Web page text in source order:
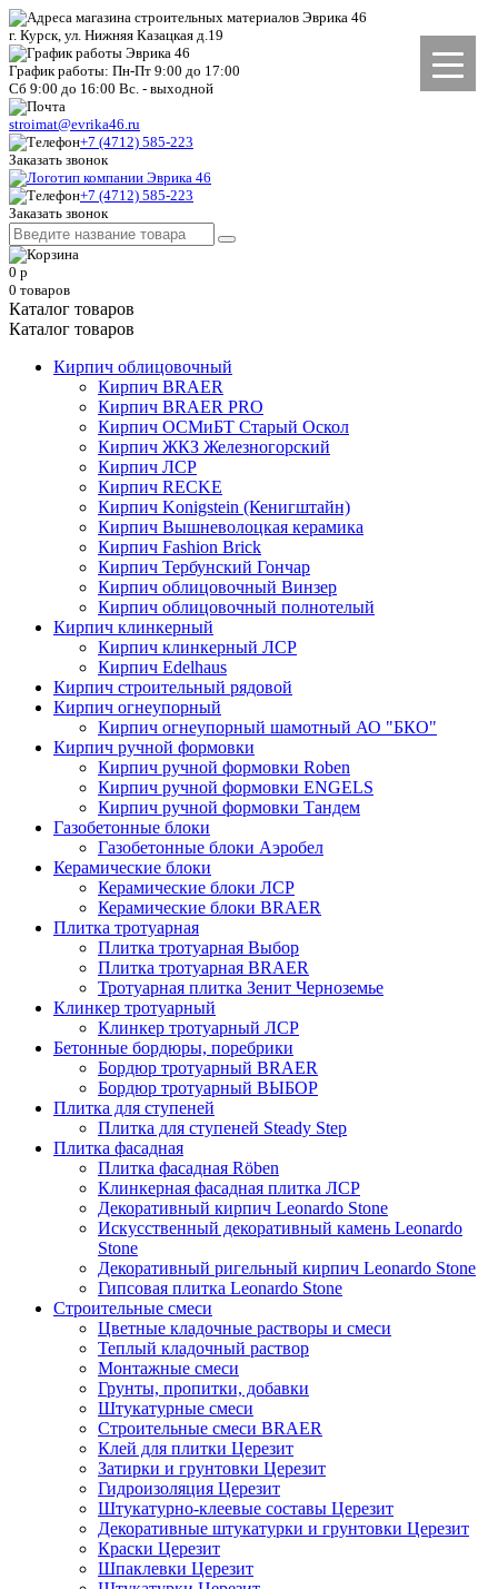
г. Курск, ул. Нижняя Казацкая д.19
График работы: Пн-Пт 9:00 до 17:00
Сб 9:00 до 16:00 Вс. - выходной
stroimat@evrika46.ru
+7 (4712) 585-223
Заказать звонок
+7 (4712) 585-223
Заказать звонок
0 р
0 товаров
Каталог товаров
Каталог товаров
Кирпич облицовочный
Кирпич BRAER
Кирпич BRAER PRO
Кирпич ОСМиБТ Старый Оскол
Кирпич ЖКЗ Железногорский
Кирпич ЛСР
Кирпич RECKE
Кирпич Konigstein (Кенигштайн)
Кирпич Вышневолоцкая керамика
Кирпич Fashion Brick
Кирпич Тербунский Гончар
Кирпич облицовочный Винзер
Кирпич облицовочный полнотелый
Кирпич клинкерный
Кирпич клинкерный ЛСР
Кирпич Edelhaus
Кирпич строительный рядовой
Кирпич огнеупорный
Кирпич огнеупорный шамотный АО "БКО"
Кирпич ручной формовки
Кирпич ручной формовки Roben
Кирпич ручной формовки ENGELS
Кирпич ручной формовки Тандем
Газобетонные блоки
Газобетонные блоки Аэробел
Керамические блоки
Керамические блоки ЛСР
Керамические блоки BRAER
Плитка тротуарная
Плитка тротуарная Выбор
Плитка тротуарная BRAER
Тротуарная плитка Зенит Черноземье
Клинкер тротуарный
Клинкер тротуарный ЛСР
Бетонные бордюры, поребрики
Бордюр тротуарный BRAER
Бордюр тротуарный ВЫБОР
Плитка для ступеней
Плитка для ступеней Steady Step
Плитка фасадная
Плитка фасадная Röben
Клинкерная фасадная плитка ЛСР
Декоративный кирпич Leonardo Stone
Искусственный декоративный камень Leonardo
Stone
Декоративный ригельный кирпич Leonardo Stone
Гипсовая плитка Leonardo Stone
Строительные смеси
Цветные кладочные растворы и смеси
Теплый кладочный раствор
Монтажные смеси
Грунты, пропитки, добавки
Штукатурные смеси
Строительные смеси BRAER
Клей для плитки Церезит
Затирки и грунтовки Церезит
Гидроизоляция Церезит
Штукатурно-клеевые составы Церезит
Декоративные штукатурки и грунтовки Церезит
Краски Церезит
Шпаклевки Церезит